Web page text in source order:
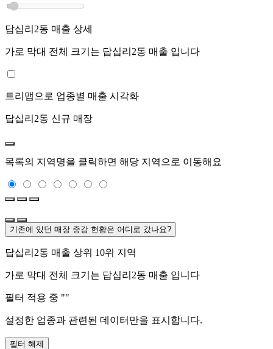
답십리2동 매출 상세
가로 막대 전체 크기는 답십리2동 매출 입니다
트리맵으로 업종별 매출 시각화
답십리2동 신규 매장
목록의 지역명을 클릭하면 해당 지역으로 이동해요
기존에 있던 매장 증감 현황은 어디로 갔나요?
답십리2동 매출 상위 10위 지역
가로 막대 전체 크기는 답십리2동 매출 입니다
필터 적용 중 ""
설정한 업종과 관련된 데이터만을 표시합니다.
필터 해제